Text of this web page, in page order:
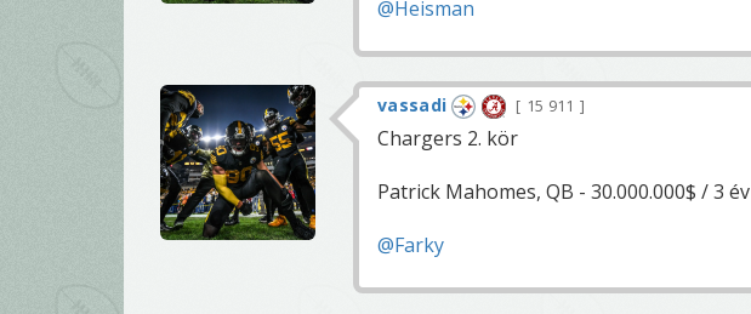
@Heisman
vassadi 15 911
Chargers 2. kör
Patrick Mahomes, QB - 30.000.000$ / 3 év
@Farky